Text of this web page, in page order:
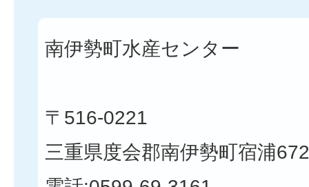
南伊勢町水産センター
〒516-0221
三重県度会郡南伊勢町宿浦